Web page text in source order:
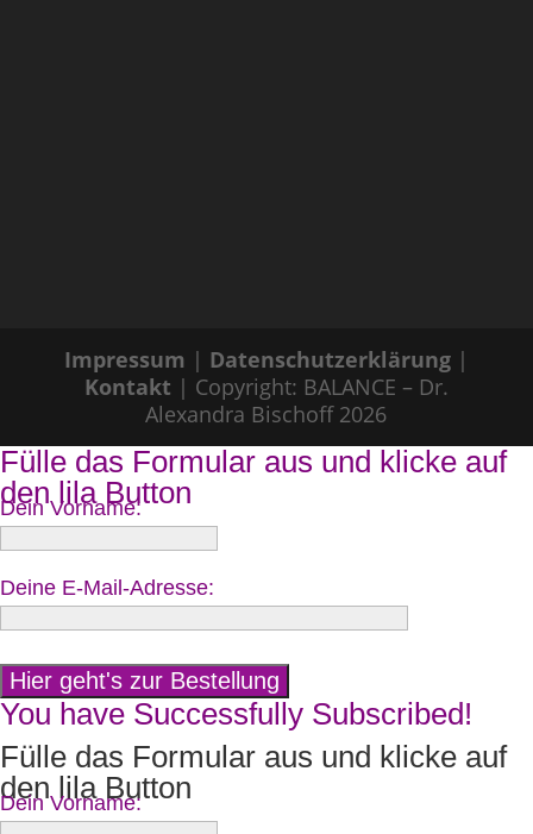
Impressum | Datenschutzerklärung|
Kontakt | Copyright: BALANCE – Dr.
Alexandra Bischoff 2026
Fülle das Formular aus und klicke auf
den lila Button
Dein Vorname:
Deine E-Mail-Adresse:
You have Successfully Subscribed!
Fülle das Formular aus und klicke auf
den lila Button
Dein Vorname: